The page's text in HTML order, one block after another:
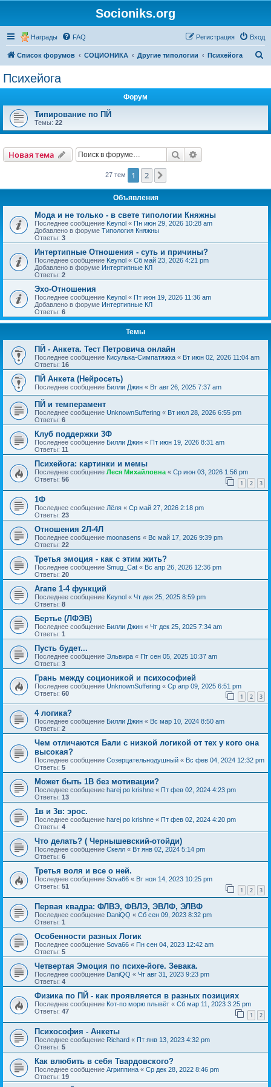
Socioniks.org
Награды FAQ Вход
Регистрация
Список форумов СОЦИОНИКА Другие типологии Психейога
Психейога
Форум
Типирование по ПЙ
Темы: 22
Новая тема Поиск
27 тем 1 2
Объявления
Мода и не только - в свете типологии Княжны
Последнее сообщение Keynol « Пн июн 29, 2026 10:28 am
Добавлено в форуме Типология Княжны
Ответы: 3
Интертипные Отношения - суть и причины?
Последнее сообщение Keynol « Сб май 23, 2026 4:21 pm
Добавлено в форуме Интертипные КЛ
Ответы: 2
Эхо-Отношения
Последнее сообщение Keynol « Пт июн 19, 2026 11:36 am
Добавлено в форуме Интертипные КЛ
Ответы: 6
Темы
ПЙ - Анкета. Тест Петровича онлайн
Последнее сообщение Кисулька-Симпатяжка « Вт июн 02, 2026 11:04 am
Ответы: 16
ПЙ Анкета (Нейросеть)
Последнее сообщение Билли Джин « Вт авг 26, 2025 7:37 am
ПЙ и темперамент
Последнее сообщение UnknownSuffering « Вт июл 28, 2026 6:55 pm
Ответы: 6
Клуб поддержки 3Ф
Последнее сообщение Билли Джин « Пт июн 19, 2026 8:31 am
Ответы: 11
Психейога: картинки и мемы
Последнее сообщение Леся Михайловна « Ср июн 03, 2026 1:56 pm
Ответы: 56 1 2 3
1Ф
Последнее сообщение Лёля « Ср май 27, 2026 2:18 pm
Ответы: 23
Отношения 2Л-4Л
Последнее сообщение moonasens « Вс май 17, 2026 9:39 pm
Ответы: 22
Третья эмоция - как с этим жить?
Последнее сообщение Smug_Cat « Вс апр 26, 2026 12:36 pm
Ответы: 20
Агапе 1-4 функций
Последнее сообщение Keynol « Чт дек 25, 2025 8:59 pm
Ответы: 8
Бертье (ЛФЭВ)
Последнее сообщение Билли Джин « Чт дек 25, 2025 7:34 am
Ответы: 1
Пусть будет...
Последнее сообщение Эльвира « Пт сен 05, 2025 10:37 am
Ответы: 3
Грань между соционикой и психософией
Последнее сообщение UnknownSuffering « Ср апр 09, 2025 6:51 pm
Ответы: 60 1 2 3
4 логика?
Последнее сообщение Билли Джин « Вс мар 10, 2024 8:50 am
Ответы: 2
Чем отличаются Бали с низкой логикой от тех у кого она
высокая?
Последнее сообщение Созерцательнодушный « Вс фев 04, 2024 12:32 pm
Ответы: 5
Может быть 1В без мотивации?
Последнее сообщение harej po krishne « Пт фев 02, 2024 4:23 pm
Ответы: 13
1в и 3в: эрос.
Последнее сообщение harej po krishne « Пт фев 02, 2024 4:20 pm
Ответы: 4
Что делать? ( Чернышевский-отойди)
Последнее сообщение Скелл « Вт янв 02, 2024 5:14 pm
Ответы: 6
Третья воля и все о ней.
Последнее сообщение Sova66 « Вт ноя 14, 2023 10:25 pm
Ответы: 51 1 2 3
Первая квадра: ФЛВЭ, ФВЛЭ, ЭВЛФ, ЭЛВФ
Последнее сообщение DaniQQ « Сб сен 09, 2023 8:32 pm
Ответы: 1
Особенности разных Логик
Последнее сообщение Sova66 « Пн сен 04, 2023 12:42 am
Ответы: 5
Четвертая Эмоция по психе-йоге. Зевака.
Последнее сообщение DaniQQ « Чт авг 31, 2023 9:23 pm
Ответы: 4
Физика по ПЙ - как проявляется в разных позициях
Последнее сообщение Кот-по морю плывёт « Сб мар 11, 2023 3:25 pm
Ответы: 47 1 2
Психософия - Анкеты
Последнее сообщение Richard « Пт янв 13, 2023 4:32 pm
Ответы: 5
Как влюбить в себя Твардовского?
Последнее сообщение Агриппина « Ср дек 28, 2022 8:46 pm
Ответы: 19